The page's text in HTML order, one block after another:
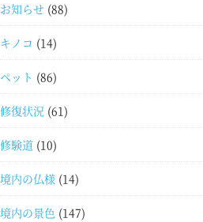
お知らせ (88)
キノコ (14)
ペット (86)
修復状況 (61)
修験道 (10)
境内の仏様 (14)
境内の景色 (147)